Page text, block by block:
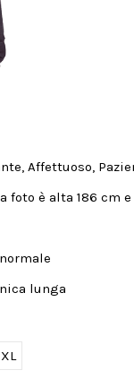
Affettuoso,
foto è alta 186 cm
lunga
XL